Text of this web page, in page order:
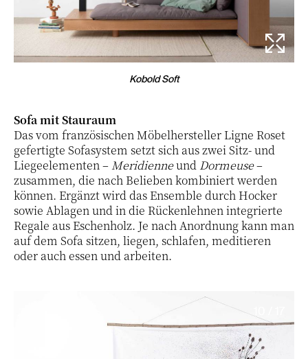
Kobold Soft
Sofa mit Stauraum
Das vom französischen Möbelhersteller Ligne Roset
gefertigte Sofasystem setzt sich aus zwei Sitz- und
Liegeelementen –Meridienneund Dormeuse–
zusammen, die nach Belieben kombiniert werden
können. Ergänzt wird das Ensemble durch Hocker
sowie Ablagen und in die Rückenlehnen integrierte
Regale aus Eschenholz. Je nach Anordnung kann man
auf dem Sofa sitzen, liegen, schlafen, meditieren
oder auch essen und arbeiten.